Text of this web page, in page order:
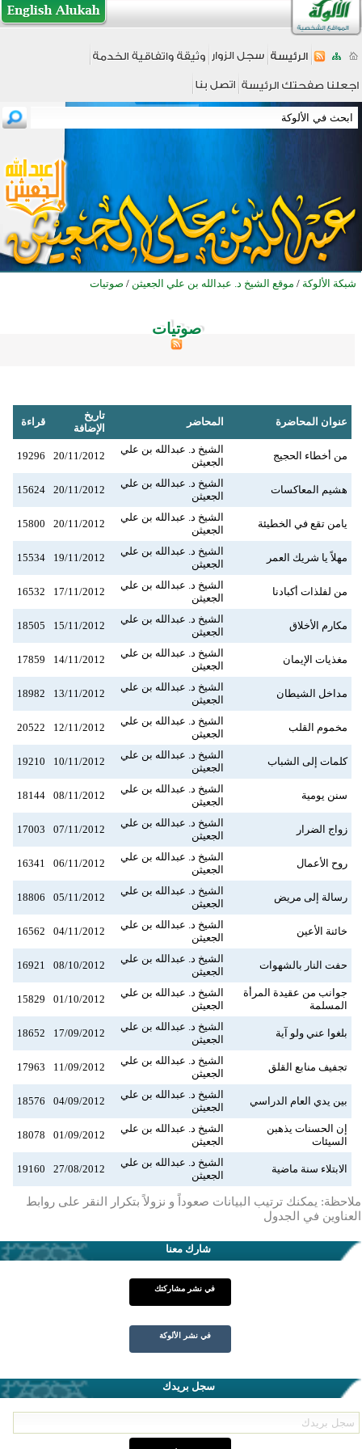
شبكة الألوكة / موقع الشيخ د. عبدالله بن علي الجعيثن / صوتيات
صوتيات
صوتيات
صوتيات
صوتيات
صوتيات
صوتيات
صوتيات
صوتيات
صوتيات
صوتيات
صوتيات
صوتيات
صوتيات
صوتيات
صوتيات
صوتيات
صوتيات
صوتيات
صوتيات
صوتيات
صوتيات
صوتيات
صوتيات
صوتيات
صوتيات
عنوان المحاضرة المحاضر
تاريخ
الإضافة
قراءة
من أخطاء الحجيج
الشيخ د. عبدالله بن علي
الجعيثن
20/11/2012
19296
هشيم المعاكسات
الشيخ د. عبدالله بن علي
الجعيثن
20/11/2012
15624
يامن تقع في الخطيئة
الشيخ د. عبدالله بن علي
الجعيثن
20/11/2012
15800
مهلاً يا شريك العمر
الشيخ د. عبدالله بن علي
الجعيثن
19/11/2012
15534
من لفلذات أكبادنا
الشيخ د. عبدالله بن علي
الجعيثن
17/11/2012
16532
مكارم الأخلاق
الشيخ د. عبدالله بن علي
الجعيثن
15/11/2012
18505
مغذيات الإيمان
الشيخ د. عبدالله بن علي
الجعيثن
14/11/2012
17859
مداخل الشيطان
الشيخ د. عبدالله بن علي
الجعيثن
13/11/2012
18982
مخموم القلب
الشيخ د. عبدالله بن علي
الجعيثن
12/11/2012
20522
كلمات إلى الشباب
الشيخ د. عبدالله بن علي
الجعيثن
10/11/2012
19210
سنن يومية
الشيخ د. عبدالله بن علي
الجعيثن
08/11/2012
18144
زواج الضرار
الشيخ د. عبدالله بن علي
الجعيثن
07/11/2012
17003
روح الأعمال
الشيخ د. عبدالله بن علي
الجعيثن
06/11/2012
16341
رسالة إلى مريض
الشيخ د. عبدالله بن علي
الجعيثن
05/11/2012
18806
خائنة الأعين
الشيخ د. عبدالله بن علي
الجعيثن
04/11/2012
16562
حفت النار بالشهوات
الشيخ د. عبدالله بن علي
الجعيثن
08/10/2012
16921
جوانب من عقيدة المرأة
المسلمة
الشيخ د. عبدالله بن علي
الجعيثن
01/10/2012
15829
بلغوا عني ولو آية
الشيخ د. عبدالله بن علي
الجعيثن
17/09/2012
18652
تجفيف منابع القلق
الشيخ د. عبدالله بن علي
الجعيثن
11/09/2012
17963
بين يدي العام الدراسي
الشيخ د. عبدالله بن علي
الجعيثن
04/09/2012
18576
إن الحسنات يذهبن
السيئات
الشيخ د. عبدالله بن علي
الجعيثن
01/09/2012
18078
الابتلاء سنة ماضية
الشيخ د. عبدالله بن علي
الجعيثن
27/08/2012
19160
ملاحظة: يمكنك ترتيب البيانات صعوداً و نزولاً بتكرار النقر على روابط
العناوين في الجدول
شارك معنا
في نشر مشاركتك
في نشر الألوكة
سجل بريدك